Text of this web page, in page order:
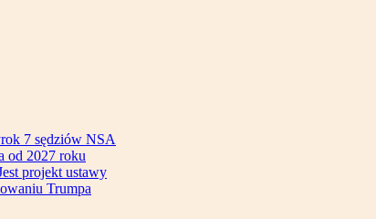
7 sędziów NSA
od 2027 roku
projekt ustawy
Trumpa